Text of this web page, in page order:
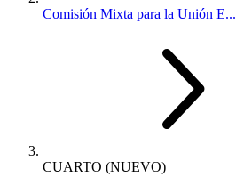
Comisión Mixta para la Unión E...
CUARTO (NUEVO)